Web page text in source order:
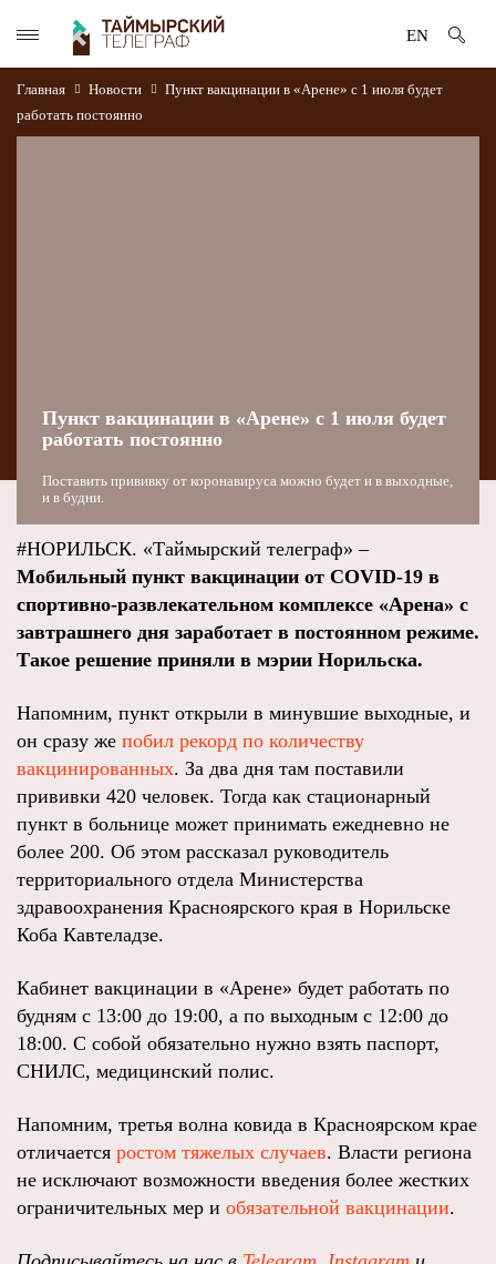
EN
Главная Новости
Пункт вакцинации в «Арене» с 1 июля будет
работать постоянно
Пункт вакцинации в «Арене» с 1 июля будет
работать постоянно
Поставить прививку от коронавируса можно будет и в выходные,
и в будни.
#НОРИЛЬСК. «Таймырский телеграф» –
Мобильный пункт вакцинации от COVID-19 в
спортивно-развлекательном комплексе «Арена» с
завтрашнего дня заработает в постоянном режиме.
Такое решение приняли в мэрии Норильска.
Напомним, пункт открыли в минувшие выходные, и
он сразу же побил рекорд по количеству
вакцинированных. За два дня там поставили
прививки 420 человек. Тогда как стационарный
пункт в больнице может принимать ежедневно не
более 200. Об этом рассказал руководитель
территориального отдела Министерства
здравоохранения Красноярского края в Норильске
Коба Кавтеладзе.
Кабинет вакцинации в «Арене» будет работать по
будням с 13:00 до 19:00, а по выходным с 12:00 до
18:00. С собой обязательно нужно взять паспорт,
СНИЛС, медицинский полис.
Напомним, третья волна ковида в Красноярском крае
отличается ростом тяжелых случаев. Власти региона
не исключают возможности введения более жестких
ограничительных мер и обязательной вакцинации.